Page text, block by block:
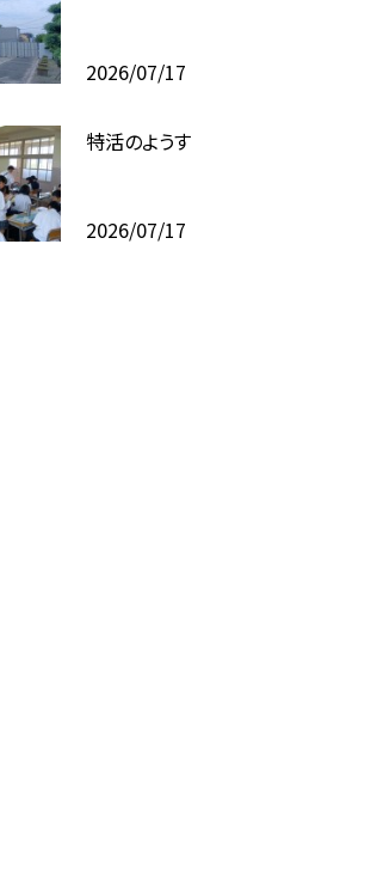
2026/07/17
特活のようす
2026/07/17